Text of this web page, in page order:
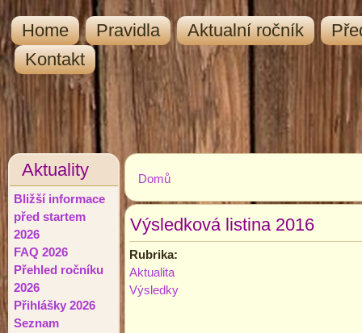
Home Pravidla Aktualní ročník
Kontakt
Aktuality
Bližší informace
před startem
2026
FAQ 2026
Přehled ročníku
2026
Přihlášky 2026
Seznam
Jste zde
Domů
Výsledková listina 2016
Rubrika:
Aktualita
Výsledky